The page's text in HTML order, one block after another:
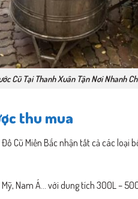
Cũ Tại Thanh Xuân Tận Nơi Nhanh
thu mua
Cũ Miền Bắc nhận tất cả các loại
Nam Á… với dung tích 300L –